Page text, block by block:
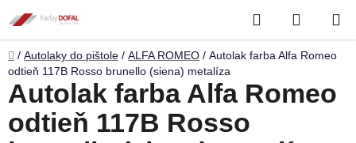
na
obsah
Hľadať
KOŠÍK
Domov
/ Autolaky do pištole / ALFA ROMEO / Autolak farba Alfa Romeo
odtieň 117B Rosso brunello (siena) metalíza
Autolak farba Alfa Romeo
odtieň 117B Rosso